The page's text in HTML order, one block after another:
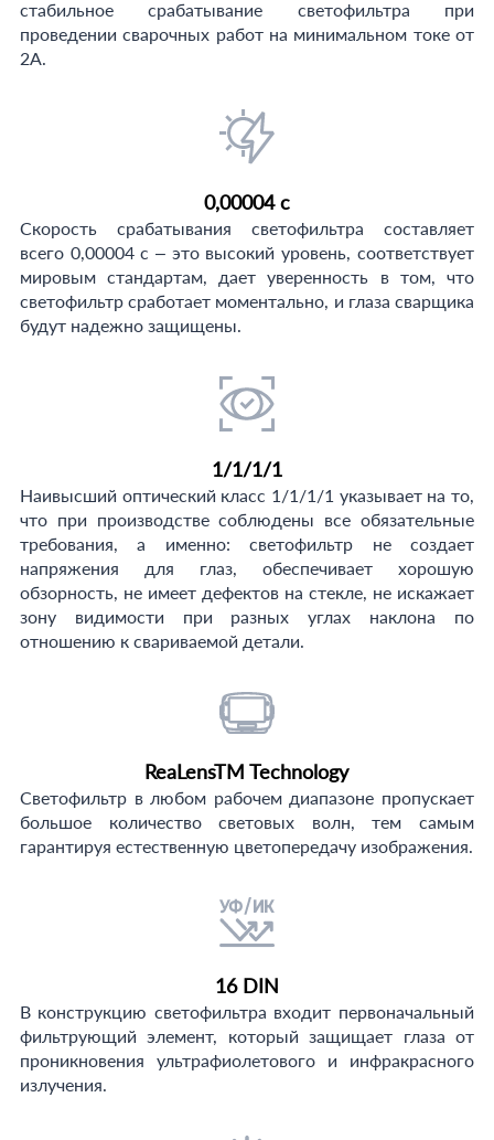
стабильное срабатывание светофильтра при
проведении сварочных работ на минимальном токе от
2А.
0,00004 с
Скорость срабатывания светофильтра составляет
всего 0,00004 с – это высокий уровень, соответствует
мировым стандартам, дает уверенность в том, что
светофильтр сработает моментально, и глаза сварщика
будут надежно защищены.
1/1/1/1
Наивысший оптический класс 1/1/1/1 указывает на то,
что при производстве соблюдены все обязательные
требования, а именно: светофильтр не создает
напряжения для глаз, обеспечивает хорошую
обзорность, не имеет дефектов на стекле, не искажает
зону видимости при разных углах наклона по
отношению к свариваемой детали.
ReaLensTM Technology
Светофильтр в любом рабочем диапазоне пропускает
большое количество световых волн, тем самым
гарантируя естественную цветопередачу изображения.
16 DIN
В конструкцию светофильтра входит первоначальный
фильтрующий элемент, который защищает глаза от
проникновения ультрафиолетового и инфракрасного
излучения.